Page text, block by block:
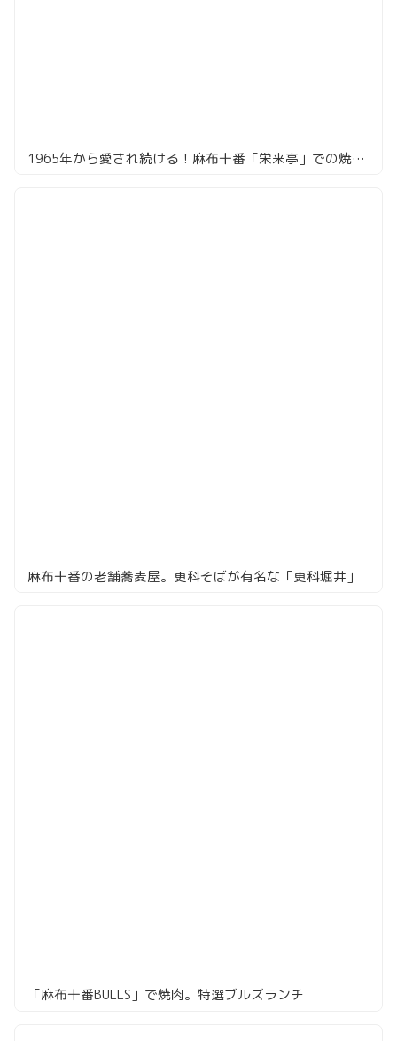
1965年から愛され続ける！麻布十番「栄来亭」での焼肉の旅
麻布十番の老舗蕎麦屋。更科そばが有名な「更科堀井」
「麻布十番BULLS」で焼肉。特選ブルズランチ